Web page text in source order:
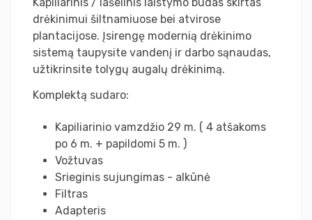
drėkinimui šiltnamiuose bei atvirose
plantacijose. Įsirengę modernią drėkinimo
sistemą taupysite vandenį ir darbo sąnaudas,
užtikrinsite tolygų augalų drėkinimą.
Komplektą sudaro:
Kapiliarinio vamzdžio 29 m. ( 4 atšakoms
po 6 m. + papildomi 5 m. )
Vožtuvas
Srieginis sujungimas - alkūnė
Filtras
Adapteris